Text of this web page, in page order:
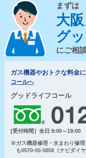
まずは
大
グ
にご相
ガス機器やおトクな料金
コールへ
グッドライフコール
[受付時間］全日 9:00～19:00
※ガス機器修理・水まわり修理
も0570-05-5858（ナビダイ